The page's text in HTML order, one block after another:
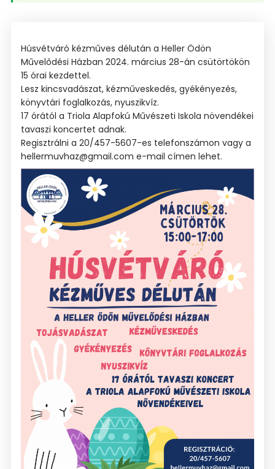
Húsvétváró kézműves délután a Heller Ödön
Művelődési Házban 2024. március 28-án csütörtökön
15 órai kezdettel.
Lesz kincsvadászat, kézműveskedés, gyékényezés,
könyvtári foglalkozás, nyuszikvíz.
17 órától a Triola Alapfokú Művészeti Iskola növendékei
tavaszi koncertet adnak.
Regisztrálni a 20/457-5607-es telefonszámon vagy a
hellermuvhaz@gmail.com e-mail címen lehet.